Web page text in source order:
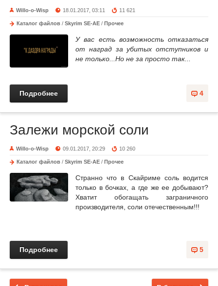
Willo-o-Wisp 18.01.2017, 03:11 11 621
Каталог файлов / Skyrim SE-AE / Прочее
У вас есть возможность отказаться
от наград за убитых отступников и
не только...Но не за просто так...
4
Подробнее
Залежи морской соли
Willo-o-Wisp 09.01.2017, 20:29 10 260
Каталог файлов / Skyrim SE-AE / Прочее
Странно что в Скайриме соль водится
только в бочках, а где же ее добывают?
Хватит обогащать заграничного
производителя, соли отечественным!!!
5
Подробнее